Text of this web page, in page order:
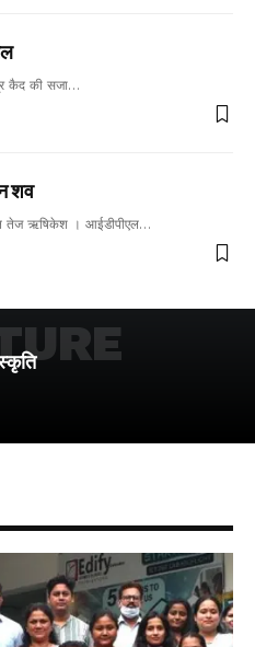
कैद की सजा…
शव
तेज ऋषिकेश । आईडीपीएल…